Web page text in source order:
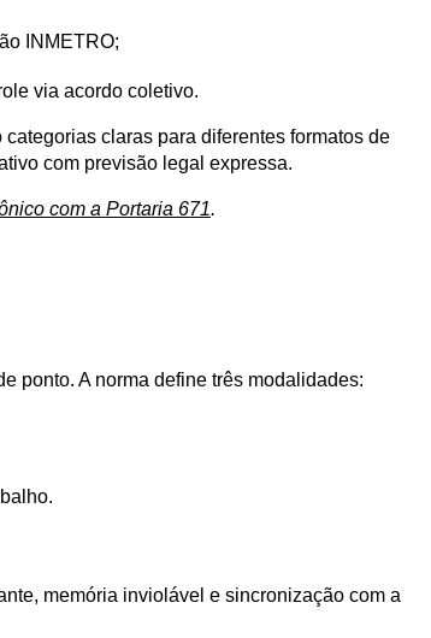
INMETRO;
via acordo coletivo.
claras para diferentes formatos de
com previsão legal expressa.
com a Portaria 671.
ponto. A norma define três modalidades:
memória inviolável e sincronização com a